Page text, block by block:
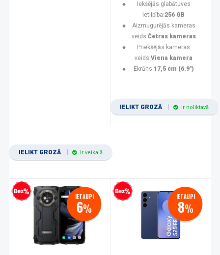
IELIKT GROZĀ Ir veikalā
Iekšējās glabātuves
ietilpība:256 GB
Aizmugurējās kameras
veids:Četras kameras
Priekšējās kameras
veids:Viena kamera
Ekrāns:17,5 cm (6.9")
IELIKT GROZĀ Ir noliktavā
kredīts IETAUPI
6%
Bezprocentu kredīts IETAUPI
8%